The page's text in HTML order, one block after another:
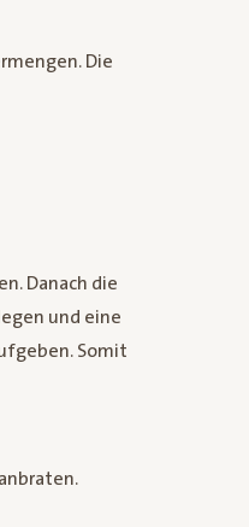
Die
Danach die
und eine
Somit